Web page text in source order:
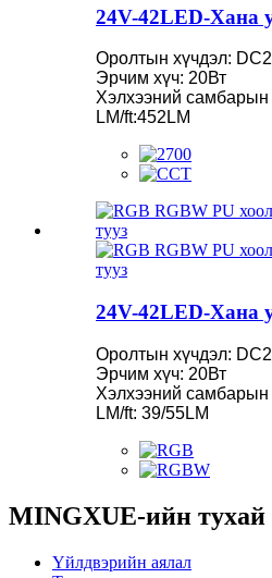
24V-42LED-Хана
Оролтын хүчдэл:
Эрчим хүч: 20Вт
Хэлхээний
LM/ft:452LM
24V-42LED-Хана
Оролтын хүчдэл:
Эрчим хүч: 20Вт
Хэлхээний
LM/ft: 39/55LM
MINGXUE-ийн тухай
Үйлдвэрийн аялал